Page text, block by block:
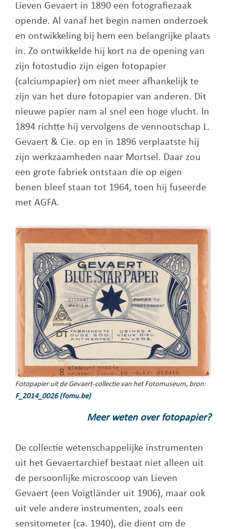
Lieven Gevaert in 1890 een fotografiezaak
opende. Al vanaf het begin namen onderzoek
en ontwikkeling bij hem een belangrijke plaats
in. Zo ontwikkelde hij kort na de opening van
zijn fotostudio zijn eigen fotopapier
(calciumpapier) om niet meer afhankelijk te
zijn van het dure fotopapier van anderen. Dit
nieuwe papier nam al snel een hoge vlucht. In
1894 richtte hij vervolgens de vennootschap L.
Gevaert & Cie. op en in 1896 verplaatste hij
zijn werkzaamheden naar Mortsel. Daar zou
een grote fabriek ontstaan die op eigen
benen bleef staan tot 1964, toen hij fuseerde
met AGFA.
Fotopapier uit de Gevaert-collectie van het Fotomuseum, bron:
F_2014_0026 (fomu.be)
Meer weten over fotopapier?
De collectie wetenschappelijke instrumenten
uit het Gevaertarchief bestaat niet alleen uit
de persoonlijke microscoop van Lieven
Gevaert (een Voigtländer uit 1906), maar ook
uit vele andere instrumenten, zoals een
sensitometer (ca. 1940), die dient om de